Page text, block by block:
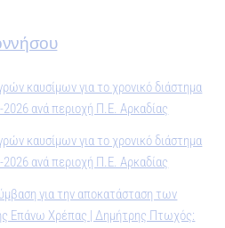
καυσίμων για το χρονικό διάστημα
ανά περιοχή Π.Ε. Αρκαδίας
καυσίμων για το χρονικό διάστημα
ανά περιοχή Π.Ε. Αρκαδίας
για την αποκατάσταση των
Επάνω Χρέπας | Δημήτρης Πτωχός: